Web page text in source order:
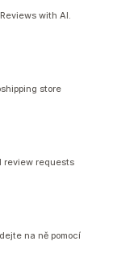
with AI.
store
review requests
na ně pomocí